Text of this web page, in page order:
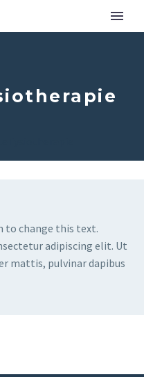
to change this text.
adipiscing elit. Ut
mattis, pulvinar dapibus